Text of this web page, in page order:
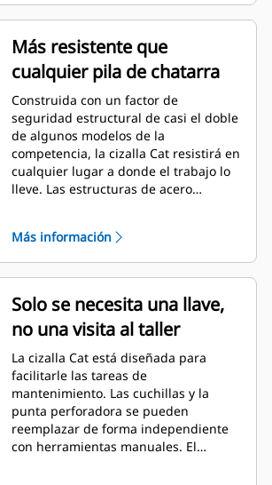
Más resistente que
cualquier pila de chatarra
Construida con un factor de
seguridad estructural de casi el doble
de algunos modelos de la
competencia, la cizalla Cat resistirá en
cualquier lugar a donde el trabajo lo
lleve. Las estructuras de acero
algunas de las funciones integradas
de durabilidad. Además, el cilindro y
el sistema hidráulico están
completamente protegidos dentro de
la cizalla durante todo el ciclo de
corte.
Más información
Solo se necesita una llave,
no una visita al taller
La cizalla Cat está diseñada para
facilitarle las tareas de
mantenimiento. Las cuchillas y la
punta perforadora se pueden
reemplazar de forma independiente
con herramientas manuales. El